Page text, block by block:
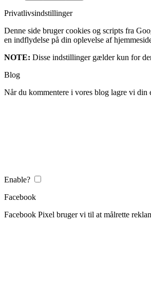
Privatlivsindstillinger
Denne side bruger cookies og scripts fra
en indflydelse på din oplevelse af
NOTE: Disse indstillinger gælder kun for
Blog
Når du kommentere i vores blog lagre vi din
Enable?
Facebook
Facebook Pixel bruger vi til at målrette